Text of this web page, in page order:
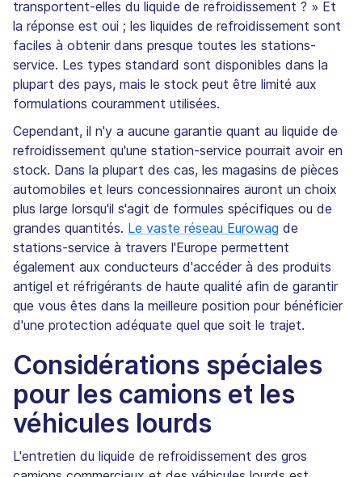
transportent-elles du liquide de refroidissement ? » Et
la réponse est oui ; les liquides de refroidissement sont
faciles à obtenir dans presque toutes les stations-
service. Les types standard sont disponibles dans la
plupart des pays, mais le stock peut être limité aux
formulations couramment utilisées.
Cependant, il n'y a aucune garantie quant au liquide de
refroidissement qu'une station-service pourrait avoir en
stock. Dans la plupart des cas, les magasins de pièces
automobiles et leurs concessionnaires auront un choix
plus large lorsqu'il s'agit de formules spécifiques ou de
grandes quantités. Le vaste réseau Eurowag de
stations-service à travers l'Europe permettent
également aux conducteurs d'accéder à des produits
antigel et réfrigérants de haute qualité afin de garantir
que vous êtes dans la meilleure position pour bénéficier
d'une protection adéquate quel que soit le trajet.
Considérations spéciales
pour les camions et les
véhicules lourds
L'entretien du liquide de refroidissement des gros